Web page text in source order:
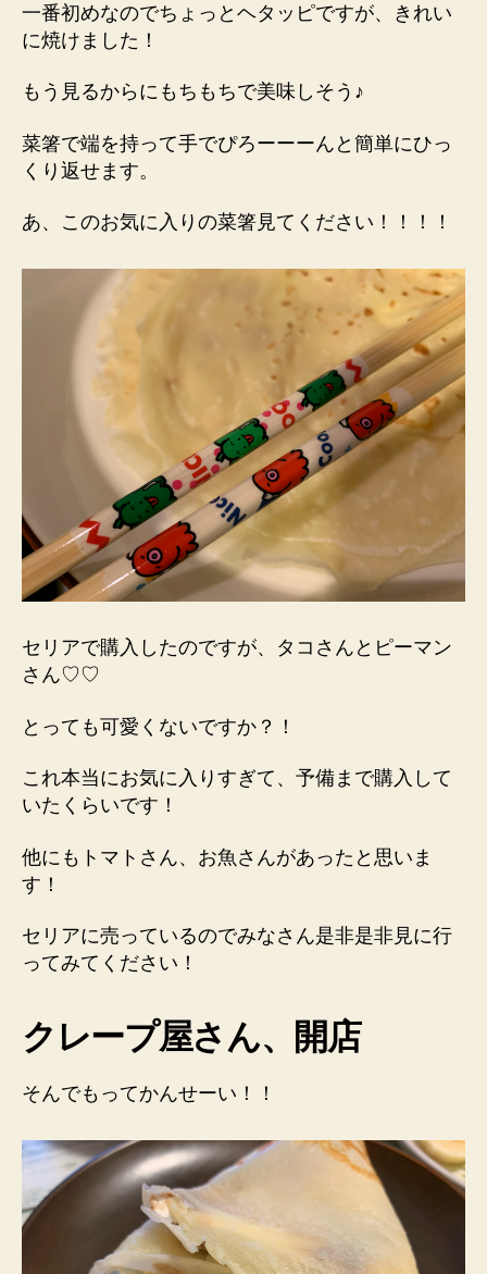
一番初めなのでちょっとヘタッピですが、きれい
に焼けました！
もう見るからにもちもちで美味しそう♪
菜箸で端を持って手でぴろーーーんと簡単にひっ
くり返せます。
あ、このお気に入りの菜箸見てください！！！！
セリアで購入したのですが、タコさんとピーマン
さん♡♡
とっても可愛くないですか？！
これ本当にお気に入りすぎて、予備まで購入して
いたくらいです！
他にもトマトさん、お魚さんがあったと思いま
す！
セリアに売っているのでみなさん是非是非見に行
ってみてください！
クレープ屋さん、開店
そんでもってかんせーい！！